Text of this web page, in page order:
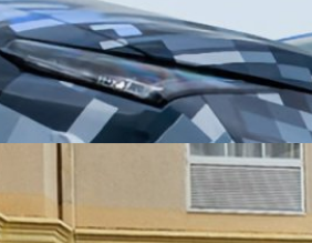
ายเริ่มผลิตออกมามากขึ้นแล้ว แต่จุดขาย
ยิ่งมีโอกาสครองใจผู้ใช้งานได้มากขึ้นตามไป
ฮบริดรุ่น Seal 06 DM-i ซึ่งเป็นเทคโนโลยีขับ
km ด้วยอัตราสิ้นเปลืองเพียงแค่ 2.9 L/ 100
Automobile ได้เปิดตัวเทคโนโลยีขับเคลื่อน
ปลืองเพียง 2.67 L/100 km ทั้งยังสามารถขับขี่
ง Geely เปิดตัวตามหลัง Leishen…
ดที่สุด 39.6 km/L จากการขับข้า